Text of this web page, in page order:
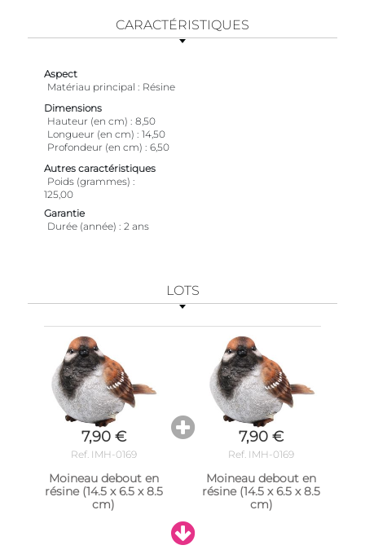
CARACTÉRISTIQUES
Aspect
Matériau principal
Résine
Dimensions
Hauteur (en cm)
8,50
Longueur (en cm)
14,50
Profondeur (en cm)
6,50
Autres caractéristiques
Poids (grammes)
125,00
Garantie
Durée (année)
2 ans
LOTS
7,90 €
Ref. IMH-0169
Moineau debout en
résine (14.5 x 6.5 x 8.5
cm)
7,90 €
Ref. IMH-0169
Moineau debout en
résine (14.5 x 6.5 x 8.5
cm)